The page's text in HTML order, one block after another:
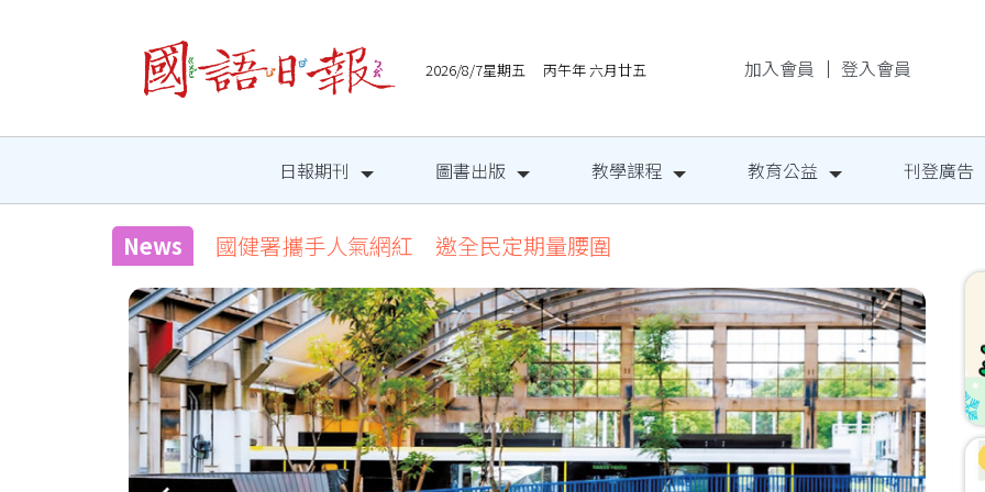
2026/8/7星期五 丙午年 六月廿五 加入會員 ｜ 登入會員
日報期刊 圖書出版 教學課程 教育公益 刊登廣告
News 國健署攜手人氣網紅 邀全民定期量腰圍